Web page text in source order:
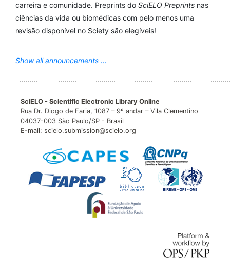
carreira e comunidade. Preprints do SciELO Preprints nas
ciências da vida ou biomédicas com pelo menos uma
revisão disponível no Sciety são elegíveis!
Show all announcements ...
SciELO - Scientific Electronic Library Online
Rua Dr. Diogo de Faria, 1087 – 9º andar – Vila Clementino
04037-003 São Paulo/SP - Brasil
E-mail: scielo.submission@scielo.org